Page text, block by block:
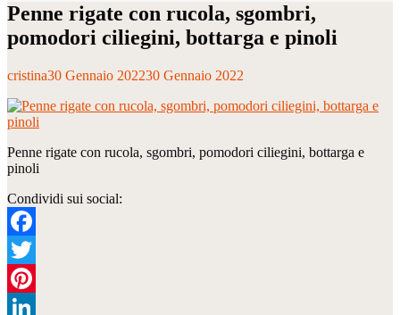
Penne rigate con rucola, sgombri,
pomodori ciliegini, bottarga e pinoli
cristina30 Gennaio 202230 Gennaio 2022
Penne rigate con rucola, sgombri, pomodori ciliegini, bottarga e
pinoli
Condividi sui social:
Facebook
Twitter
Pinterest